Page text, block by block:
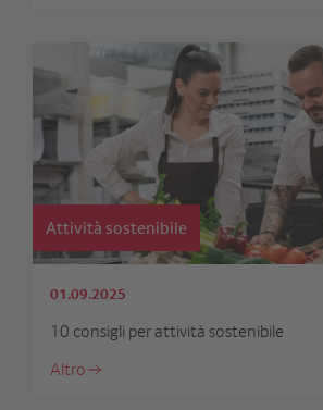
Attività sostenibile
01.09.2025
10 consigli per attività sostenibile
Altro